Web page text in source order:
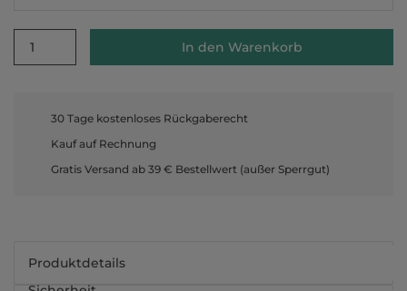
1 In den Warenkorb
30 Tage kostenloses Rückgaberecht
Kauf auf Rechnung
Gratis Versand ab 39 € Bestellwert (außer Sperrgut)
Produktdetails